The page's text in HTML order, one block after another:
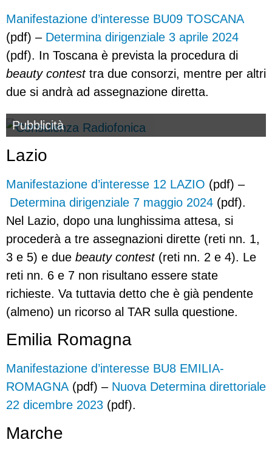
Manifestazione d’interesse BU09 TOSCANA
(pdf) – Determina dirigenziale 3 aprile 2024
(pdf). In Toscana è prevista la procedura di
beauty contesttra due consorzi, mentre per altri
due si andrà ad assegnazione diretta.
Pubblicità
Lazio
Manifestazione d’interesse 12 LAZIO (pdf) –
Determina dirigenziale 7 maggio 2024 (pdf).
Nel Lazio, dopo una lunghissima attesa, si
procederà a tre assegnazioni dirette (reti nn. 1,
3 e 5) e due beauty contest(reti nn. 2 e 4). Le
reti nn. 6 e 7 non risultano essere state
richieste. Va tuttavia detto che è già pendente
(almeno) un ricorso al TAR sulla questione.
Emilia Romagna
Manifestazione d’interesse BU8 EMILIA-
ROMAGNA (pdf) – Nuova Determina direttoriale
22 dicembre 2023 (pdf).
Marche